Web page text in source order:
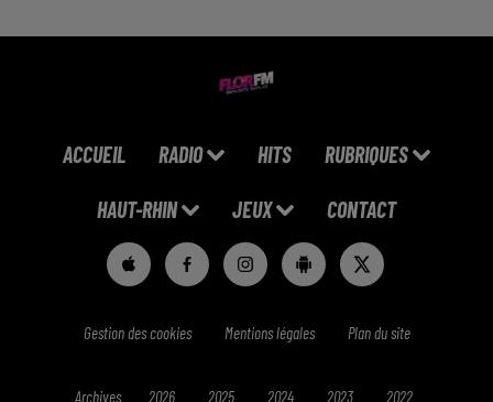
ACCUEIL RADIO HITS RUBRIQUES
HAUT-RHIN JEUX CONTACT
Gestion des cookies Mentions légales Plan du site
Archives 2026 2025 2024 2023 2022